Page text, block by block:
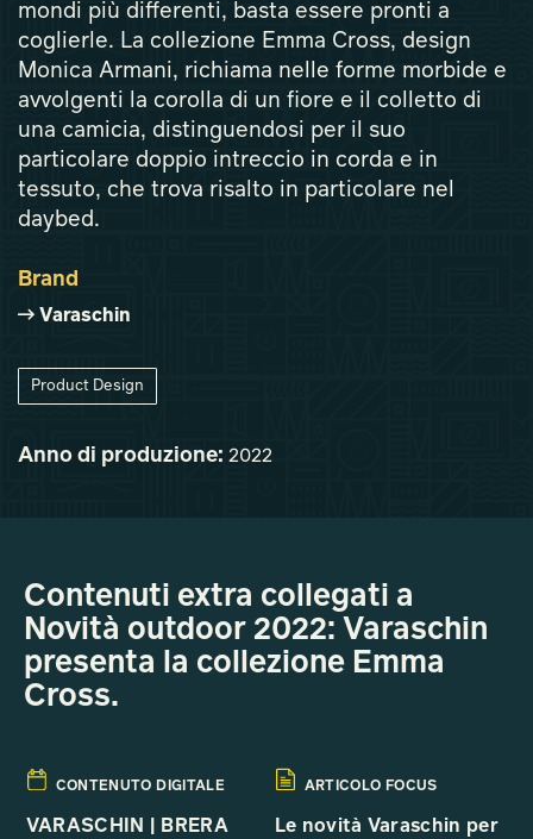
mondi più differenti, basta essere pronti a
coglierle. La collezione Emma Cross, design
Monica Armani, richiama nelle forme morbide e
avvolgenti la corolla di un fiore e il colletto di
una camicia, distinguendosi per il suo
particolare doppio intreccio in corda e in
tessuto, che trova risalto in particolare nel
daybed.
Brand
Varaschin
Product Design
Anno di produzione: 2022
Contenuti extra collegati a
Novità outdoor 2022: Varaschin
presenta la collezione Emma
Cross.
CONTENUTO DIGITALE
VARASCHIN | BRERA
ARTICOLO FOCUS
Le novità Varaschin per